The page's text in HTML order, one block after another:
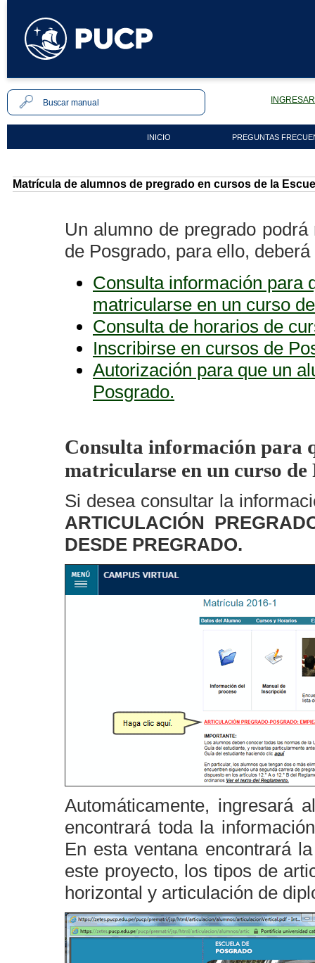
INICIO PREGUNTAS
Matrícula de alumnos de pregrado en cursos de la
Un alumno de pregrado
de Posgrado, para ello,
Consulta información para
matricularse en un curso
Consulta de horarios de
Inscribirse en cursos de
Autorización para que un
Posgrado.
Consulta información para
matricularse en un curso de
Si desea consultar la
ARTICULACIÓN
DESDE PREGRADO.
Automáticamente, ingresará
encontrará toda la
En esta ventana encontrará
este proyecto, los tipos de
horizontal y articulación de